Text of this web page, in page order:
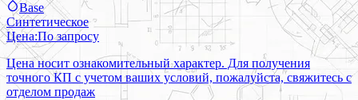
Base
Синтетическое
Цена:По запросу
Цена носит ознакомительный характер. Для получения
точного КП с учетом ваших условий, пожалуйста, свяжитесь с
отделом продаж